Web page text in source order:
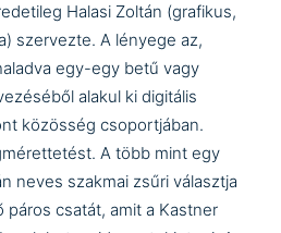
Halasi Zoltán (grafikus,
szervezte. A lényege az,
egy-egy betű vagy
alakul ki digitális
közösség csoportjában.
A több mint egy
neves szakmai zsűri választja
páros csatát, amit a Kastner